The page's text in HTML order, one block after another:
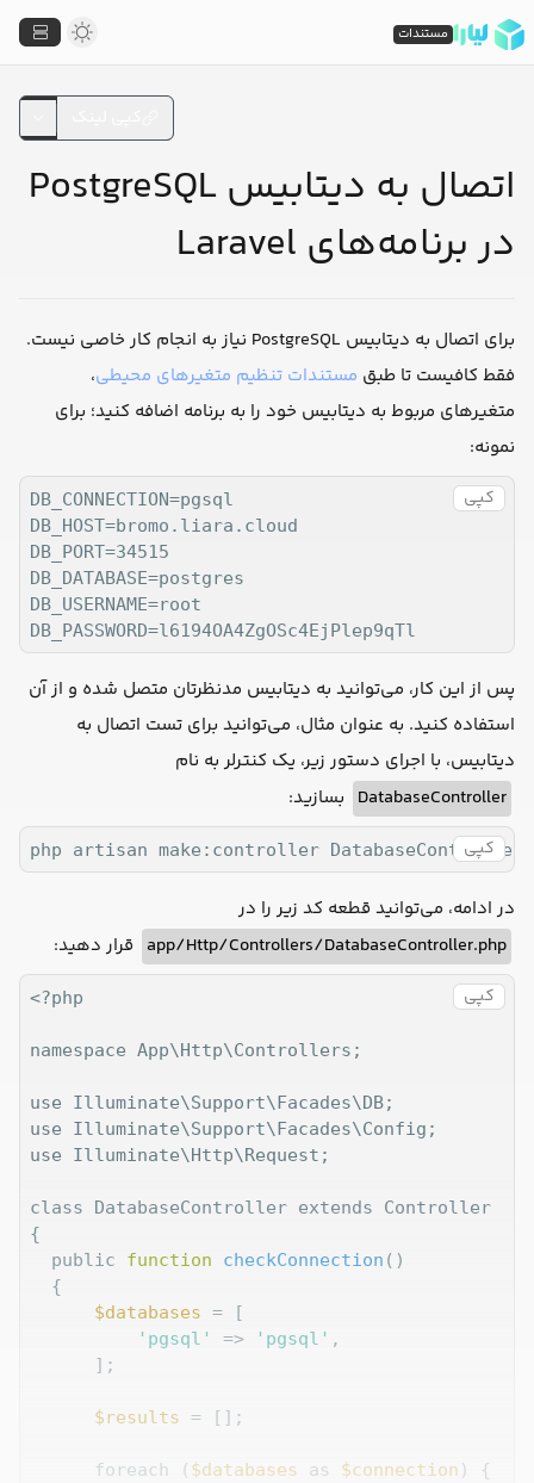
اتصال به دیتابیس PostgreSQL
در برنامه‌های Laravel
برای اتصال به دیتابیس PostgreSQL نیاز به انجام کار خاصی نیست.
فقط کافیست تا طبق مستندات تنظیم متغیرهای محیطی،
متغیرهای مربوط به دیتابیس خود را به برنامه اضافه کنید؛ برای
نمونه:
کپی
DB_CONNECTION=pgsql
DB_HOST=bromo.liara.cloud
DB_PORT=34515
DB_DATABASE=postgres
DB_USERNAME=root
DB_PASSWORD=l6194OA4ZgOSc4EjPlep9qTl
پس از این کار، می‌توانید به دیتابیس مدنظرتان متصل شده و از آن
استفاده کنید. به عنوان مثال، می‌توانید برای تست اتصال به
دیتابیس، با اجرای دستور زیر، یک کنترلر به نام
DatabaseController بسازید:
کپی
php artisan make:controller DatabaseController
در ادامه، می‌توانید قطعه کد زیر را در
app/Http/Controllers/DatabaseController.php قرار دهید:
کپی <?php
namespace App\Http\Controllers;
use Illuminate\Support\Facades\DB;
use Illuminate\Support\Facades\Config;
use Illuminate\Http\Request;
class DatabaseController extends Controller
{
  public
function checkConnection ()
  {
$databases = [
'pgsql'
=> 'pgsql' ,
      ];
$results = [];
      foreach (
$databases as $connection ) {
مستندات